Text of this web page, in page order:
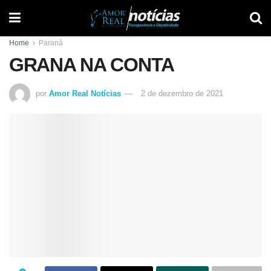
Home Paraná
GRANA NA CONTA
por Amor Real Notícias 2 de dezembro de 2021